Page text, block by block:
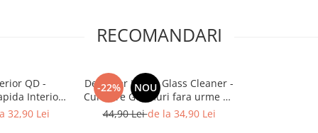
RECOMANDARI
QD -
Interior
Siguranta
32,90 Lei
-22% NOU
Deturner Hydro Glass Cleaner -
Curatare Geamuri fara urme cu
Efect Hidrofob si Evaporare
44,90 Leide la 34,90 Lei